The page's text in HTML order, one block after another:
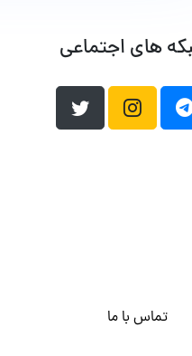
های اجتماعی
تماس با ما